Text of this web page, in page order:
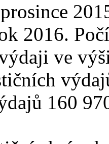
2016.
ve
160